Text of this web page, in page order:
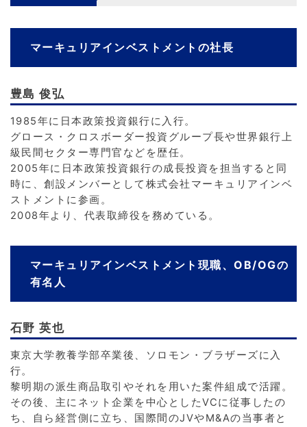
マーキュリアインベストメントの社長
豊島 俊弘
1985年に日本政策投資銀行に入行。
グロース・クロスボーダー投資グループ長や世界銀行上
級民間セクター専門官などを歴任。
2005年に日本政策投資銀行の成長投資を担当すると同
時に、創設メンバーとして株式会社マーキュリアインベ
ストメントに参画。
2008年より、代表取締役を務めている。
マーキュリアインベストメント現職、OB/OGの
有名人
石野 英也
東京大学教養学部卒業後、ソロモン・ブラザーズに入
行。
黎明期の派生商品取引やそれを用いた案件組成で活躍。
その後、主にネット企業を中心としたVCに従事したの
ち、自ら経営側に立ち、国際間のJVやM&Aの当事者と